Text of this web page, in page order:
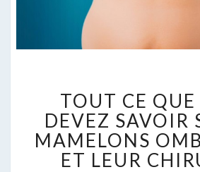
CE
QUE
VOUS
DEVEZ
SAVOIR
TOUT CE QUE
DEVEZ SAVOIR
MAMELONS
ET LEUR